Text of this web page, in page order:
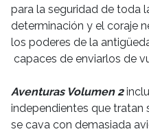
para la seguridad de toda
determinación y el coraje
los poderes de la
capaces de enviarlos de
Aventuras Volumen 2
independientes que tratan
se cava con demasiada